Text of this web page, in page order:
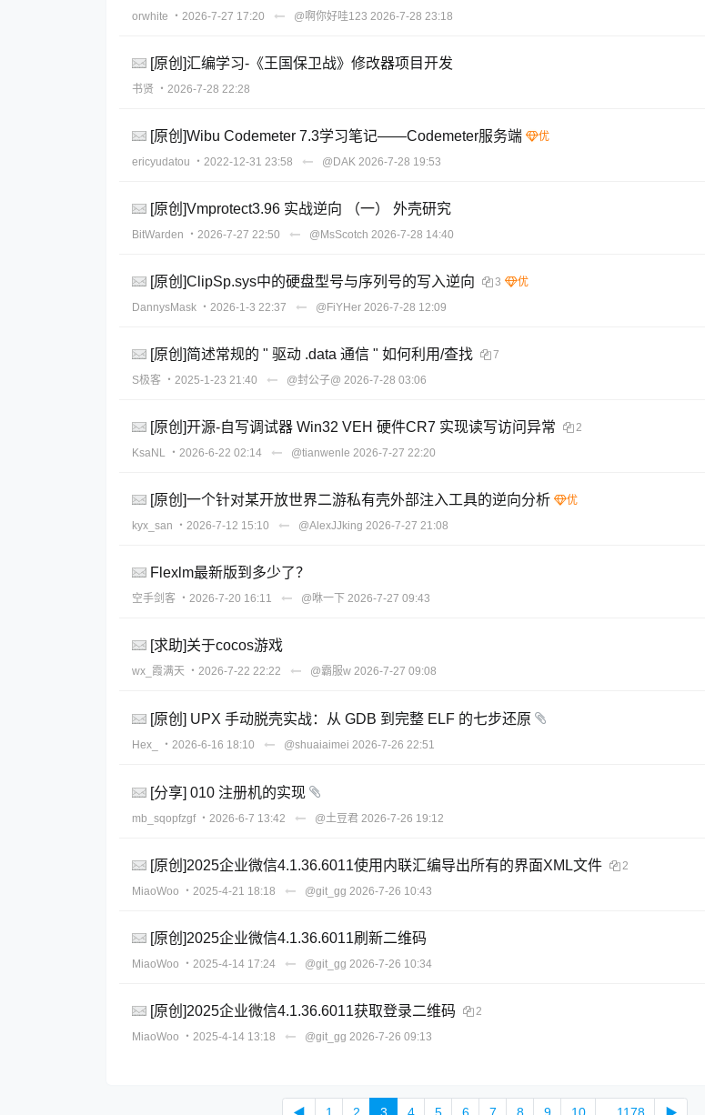
orwhite ・2026-7-27 17:20 @啊你好哇123 2026-7-28 23:18
[原创]汇编学习-《王国保卫战》修改器项目开发
书贤 ・2026-7-28 22:28
[原创]Wibu Codemeter 7.3学习笔记——Codemeter服务端
ericyudatou ・2022-12-31 23:58 @DAK 2026-7-28 19:53
[原创]Vmprotect3.96 实战逆向 （一） 外壳研究
BitWarden ・2026-7-27 22:50 @MsScotch 2026-7-28 14:40
[原创]ClipSp.sys中的硬盘型号与序列号的写入逆向
3
DannysMask ・2026-1-3 22:37 @FiYHer 2026-7-28 12:09
[原创]简述常规的 " 驱动 .data 通信 " 如何利用/查找
7
S极客
・2025-1-23 21:40 @封公子@ 2026-7-28 03:06
[原创]开源-自写调试器 Win32 VEH 硬件CR7 实现读写访问异常
2
KsaNL
・2026-6-22 02:14 @tianwenle 2026-7-27 22:20
[原创]一个针对某开放世界二游私有壳外部注入工具的逆向分析
kyx_san ・2026-7-12 15:10 @AlexJJking 2026-7-27 21:08
Flexlm最新版到多少了？
空手剑客 ・2026-7-20 16:11 @咻一下 2026-7-27 09:43
[求助]关于cocos游戏
wx_霞满天 ・2026-7-22 22:22 @霸服w 2026-7-27 09:08
[原创] UPX 手动脱壳实战：从 GDB 到完整 ELF 的七步还原
Hex_ ・2026-6-16 18:10 @shuaiaimei 2026-7-26 22:51
[分享] 010 注册机的实现
mb_sqopfzgf ・2026-6-7 13:42 @土豆君 2026-7-26 19:12
[原创]2025企业微信4.1.36.6011使用内联汇编导出所有的界面XML文件
2
MiaoWoo
・2025-4-21 18:18 @git_gg 2026-7-26 10:43
[原创]2025企业微信4.1.36.6011刷新二维码
MiaoWoo ・2025-4-14 17:24 @git_gg 2026-7-26 10:34
[原创]2025企业微信4.1.36.6011获取登录二维码
2
MiaoWoo
・2025-4-14 13:18 @git_gg 2026-7-26 09:13
◀ 1 2 3 4 5 6 7 8 9 10 ...1178 ▶